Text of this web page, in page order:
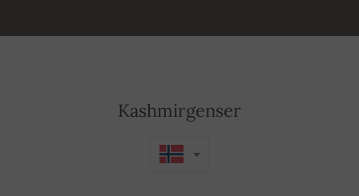
Kashmirgenser